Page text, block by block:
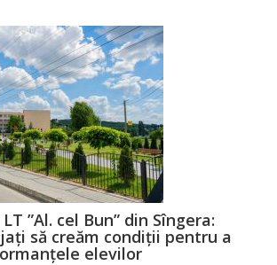
”Al. cel Bun” din Sîngera:
să creăm condiții pentru a
elevilor